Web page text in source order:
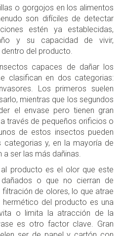
o gorgojos en los alimentos
son difíciles de detectar
estén ya establecidas,
y su capacidad de vivir,
del producto.
capaces de dañar los
clasifican en dos categorias:
Los primeros suelen
mientras que los segundos
el envase pero tienen gran
través de pequeños orificios o
de estos insectos pueden
y, en la mayoría de
ser las más dañinas.
producto es el olor que este
o que no cierran de
de olores, lo que atrae
del producto es una
o limita la atracción de la
es otro factor clave. Gran